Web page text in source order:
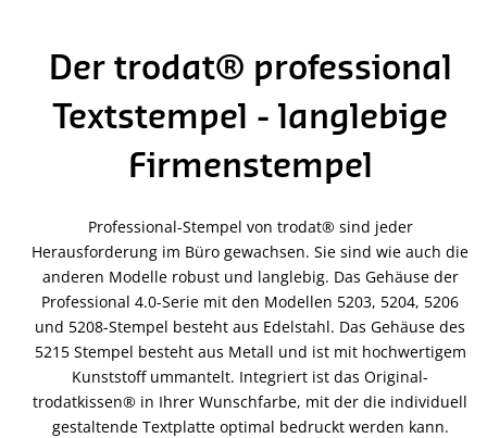
Der trodat® professional
Textstempel - langlebige
Firmenstempel
Professional-Stempel von trodat® sind jeder
Herausforderung im Büro gewachsen. Sie sind wie auch die
anderen Modelle robust und langlebig. Das Gehäuse der
Professional 4.0-Serie mit den Modellen 5203, 5204, 5206
und 5208-Stempel besteht aus Edelstahl. Das Gehäuse des
5215 Stempel besteht aus Metall und ist mit hochwertigem
Kunststoff ummantelt. Integriert ist das Original-
trodatkissen® in Ihrer Wunschfarbe, mit der die individuell
gestaltende Textplatte optimal bedruckt werden kann.